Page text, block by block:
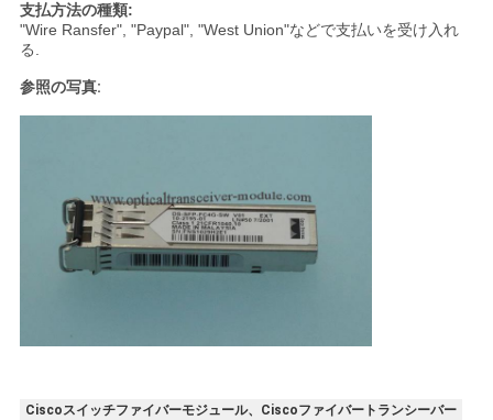
支払方法の種類:
"Wire Ransfer", "Paypal", "West Union"などで支払いを受け入れ
る.
参照の写真:
Ciscoスイッチファイバーモジュール、Ciscoファイバートランシーバー